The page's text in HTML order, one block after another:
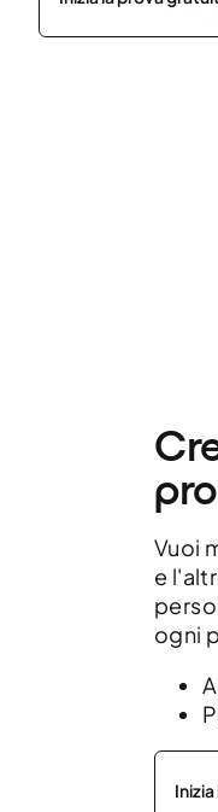
Vuoi
e
ogni